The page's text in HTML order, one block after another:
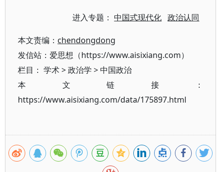
进入专题：中国式现代化 政治认同
本文责编： chendongdong
发信站：爱思想（https://www.aisixiang.com）
栏目： 学术>政治学 >中国政治
本文链接：
https://www.aisixiang.com/data/175897.html